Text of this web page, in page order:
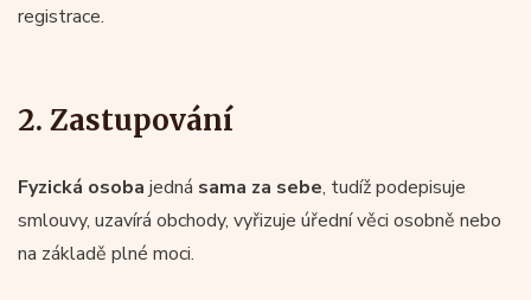
registrace.
2. Zastupování
Fyzická osoba jedná sama za sebe, tudíž podepisuje
smlouvy, uzavírá obchody, vyřizuje úřední věci osobně nebo
na základě plné moci.